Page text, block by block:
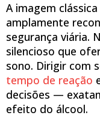
A imagem
amplamente
segurança viária.
silencioso que
sono. Dirigir com
tempo de reação
decisões —
efeito do álcool.